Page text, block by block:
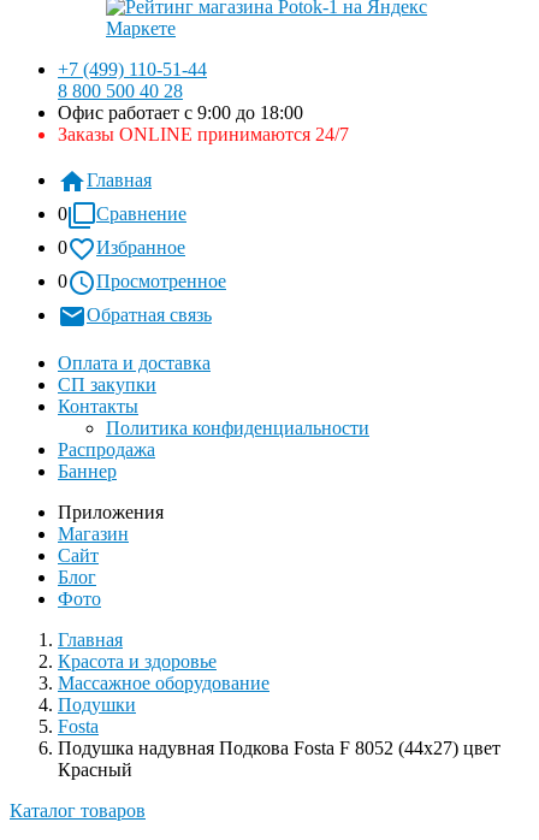
+7 (499) 110-51-44
8 800 500 40 28
Офис работает с 9:00 до 18:00
Заказы ONLINE принимаются 24/7
Главная
0
Сравнение
0
Избранное
0
Просмотренное
Обратная связь
Оплата и доставка
СП закупки
Контакты
Политика конфиденциальности
Распродажа
Баннер
Приложения
Магазин
Сайт
Блог
Фото
Главная
Красота и здоровье
Массажное оборудование
Подушки
Fosta
Подушка надувная Подкова Fosta F 8052 (44x27) цвет
Красный
Каталог товаров